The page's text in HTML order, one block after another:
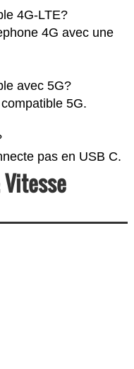
4G-LTE?
4G avec une
avec 5G?
5G.
pas en USB C.
Vitesse